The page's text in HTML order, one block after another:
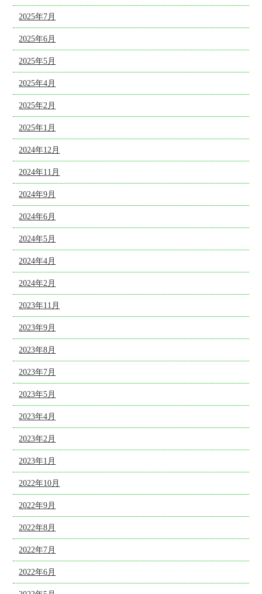
2025年7月
2025年6月
2025年5月
2025年4月
2025年2月
2025年1月
2024年12月
2024年11月
2024年9月
2024年6月
2024年5月
2024年4月
2024年2月
2023年11月
2023年9月
2023年8月
2023年7月
2023年5月
2023年4月
2023年2月
2023年1月
2022年10月
2022年9月
2022年8月
2022年7月
2022年6月